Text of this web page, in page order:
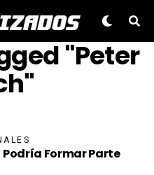
"Peter
Podría Formar Parte